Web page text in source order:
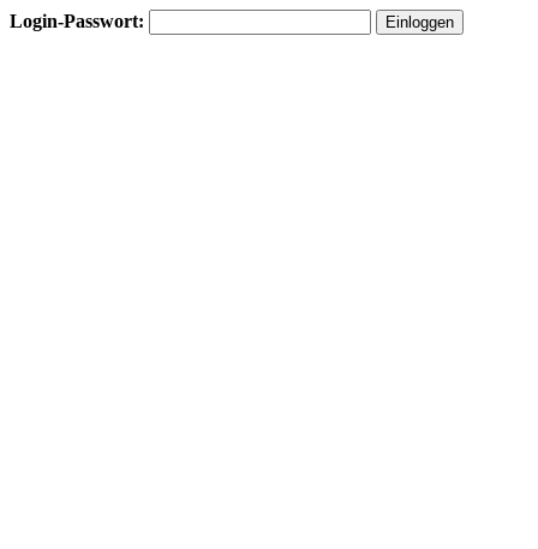
Login-Passwort: